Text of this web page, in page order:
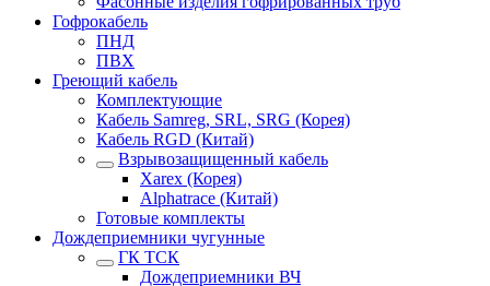
Гофрокабель
ПНД
ПВХ
Греющий кабель
Комплектующие
Кабель Samreg, SRL, SRG (Корея)
Кабель RGD (Китай)
Взрывозащищенный кабель
Xarex (Корея)
Alphatrace (Китай)
Готовые комплекты
Дождеприемники чугунные
ГК ТСК
Дождеприемники ВЧ